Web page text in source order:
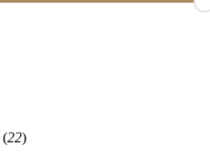
(22)